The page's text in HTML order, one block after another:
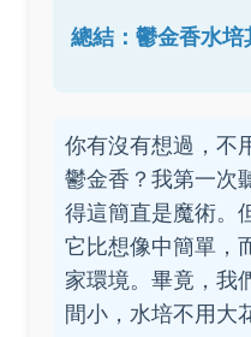
總結：鬱金香水培
你有沒有想過，不
鬱金香？我第一次
得這簡直是魔術。
它比想像中簡單，
家環境。畢竟，我
間小，水培不用大